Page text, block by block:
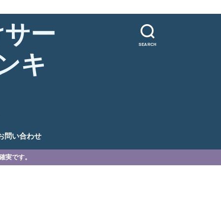
SEARCH
ー
キ
問い合わせ
実です。